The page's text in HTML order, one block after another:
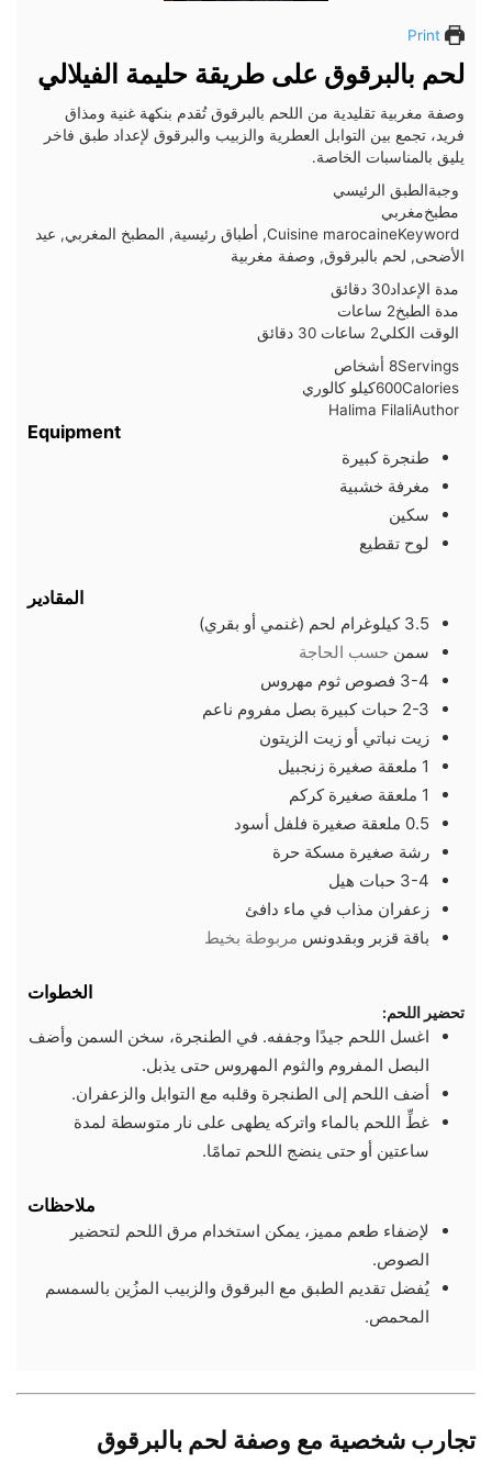
Print
لحم بالبرقوق على طريقة حليمة الفيلالي
وصفة مغربية تقليدية من اللحم بالبرقوق تُقدم بنكهة غنية ومذاق
فريد، تجمع بين التوابل العطرية والزبيب والبرقوق لإعداد طبق فاخر
يليق بالمناسبات الخاصة.
وجبةالطبق الرئيسي
مطبخمغربي
Keyword
Cuisine marocaine, أطباق رئيسية, المطبخ المغربي, عيد
الأضحى, لحم بالبرقوق, وصفة مغربية
مدة الإعداد30 دقائق
دقائق
مدة الطبخ2 ساعات
ساعات
الوقت الكلي2 ساعات
ساعات 30 دقائق
دقائق
Servings
8 أشخاص
Calories
600كيلو كالوري
Author
Halima Filali
Equipment
طنجرة كبيرة
مغرفة خشبية
سكين
لوح تقطيع
المقادير
3.5 كيلوغرام لحم (غنمي أو بقري)
سمن حسب الحاجة
3-4 فصوص ثوم مهروس
2-3 حبات كبيرة بصل مفروم ناعم
زيت نباتي أو زيت الزيتون
1 ملعقة صغيرة زنجبيل
1 ملعقة صغيرة كركم
0.5 ملعقة صغيرة فلفل أسود
رشة صغيرة مسكة حرة
3-4 حبات هيل
زعفران مذاب في ماء دافئ
باقة قزبر وبقدونس مربوطة بخيط
الخطوات
تحضير اللحم:
اغسل اللحم جيدًا وجففه. في الطنجرة، سخن السمن وأضف
البصل المفروم والثوم المهروس حتى يذبل.
أضف اللحم إلى الطنجرة وقلبه مع التوابل والزعفران.
غطِّ اللحم بالماء واتركه يطهى على نار متوسطة لمدة
ساعتين أو حتى ينضج اللحم تمامًا.
ملاحظات
لإضفاء طعم مميز، يمكن استخدام مرق اللحم لتحضير
الصوص.
يُفضل تقديم الطبق مع البرقوق والزبيب المزُين بالسمسم
المحمص.
تجارب شخصية مع وصفة لحم بالبرقوق